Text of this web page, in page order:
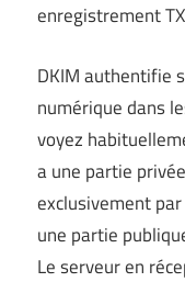
enregistrement
DKIM authentifie
numérique dans
voyez
a une partie
exclusivement
une partie
Le serveur en